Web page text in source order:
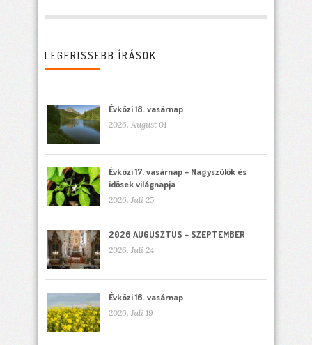
LEGFRISSEBB ÍRÁSOK
Évközi 18. vasárnap
2026. August 01
Évközi 17. vasárnap – Nagyszülők és
idősek világnapja
2026. Juli 25
2026 AUGUSZTUS – SZEPTEMBER
2026. Juli 24
Évközi 16. vasárnap
2026. Juli 19